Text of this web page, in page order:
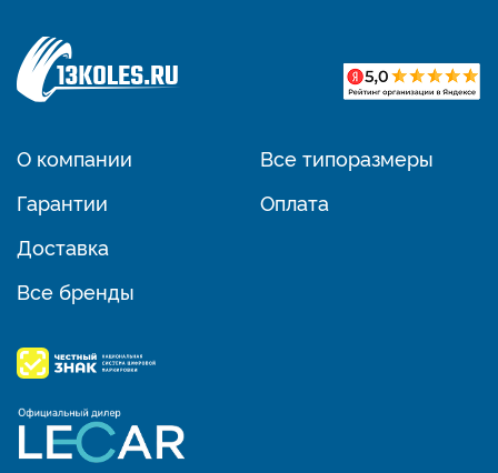
О компании
Гарантии
Доставка
Все бренды
Все типоразмеры
Оплата